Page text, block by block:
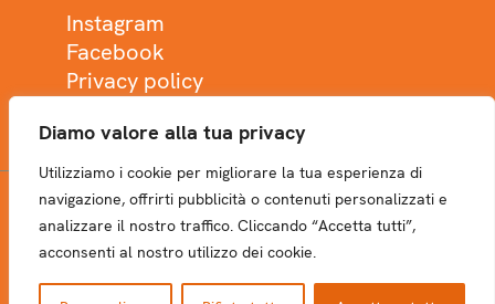
Diamo valore alla tua privacy
Utilizziamo i cookie per migliorare la tua esperienza di
navigazione, offrirti pubblicità o contenuti personalizzati e
analizzare il nostro traffico. Cliccando “Accetta tutti”,
acconsenti al nostro utilizzo dei cookie.
Instagram
Facebook
Privacy policy
NEWSLETTER